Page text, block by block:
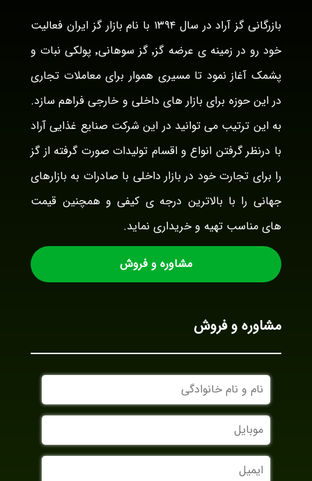
بازرگانی گز آراد در سال ۱۳۹۴ با نام بازار گز ایران فعالیت
خود رو در زمینه ی عرضه گز٬ گز سوهانی٬ پولکی نبات و
پشمک آغاز نمود تا مسیری هموار برای معاملات تجاری
در این حوزه برای بازار های داخلی و خارجی فراهم سازد.
به این ترتیب می توانید در این شرکت صنایع غذایی آراد
با درنظر گرفتن انواع و اقسام تولیدات صورت گرفته از گز
را برای تجارت خود در بازار داخلی با صادرات به بازارهای
جهانی را با بالاترین درجه ی کیفی و همچنین قیمت
های مناسب تهیه و خریداری نماید.
مشاوره و فروش
مشاوره و فروش
نام
و
نام
خانوادگی
موبایل
ایمیل